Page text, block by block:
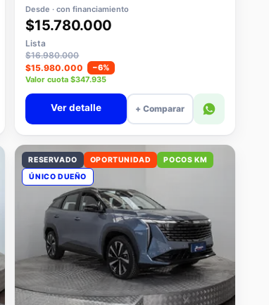
📍 CPD Maipú
Desde · con financiamiento
$15.780.000
Lista
$16.980.000
$15.980.000
−6%
Valor cuota $347.935
+ Comparar
RESERVADO OPORTUNIDAD
ÚNICO DUEÑO